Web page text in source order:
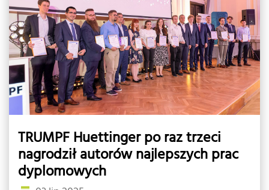
TRUMPF Huettinger po raz trzeci
nagrodził autorów najlepszych prac
dyplomowych